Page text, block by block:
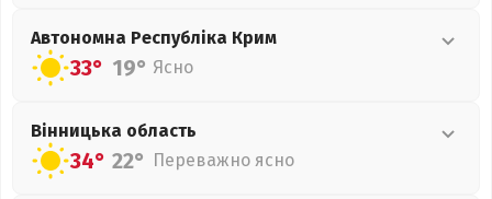
Автономна Республіка Крим
33° 19° Ясно
Вінницька область
34° 22° Переважно ясно